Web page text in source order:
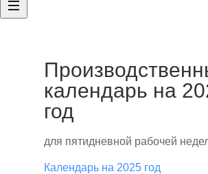
календарь на
год
для пятидневной рабочей
Календарь на 2025 год